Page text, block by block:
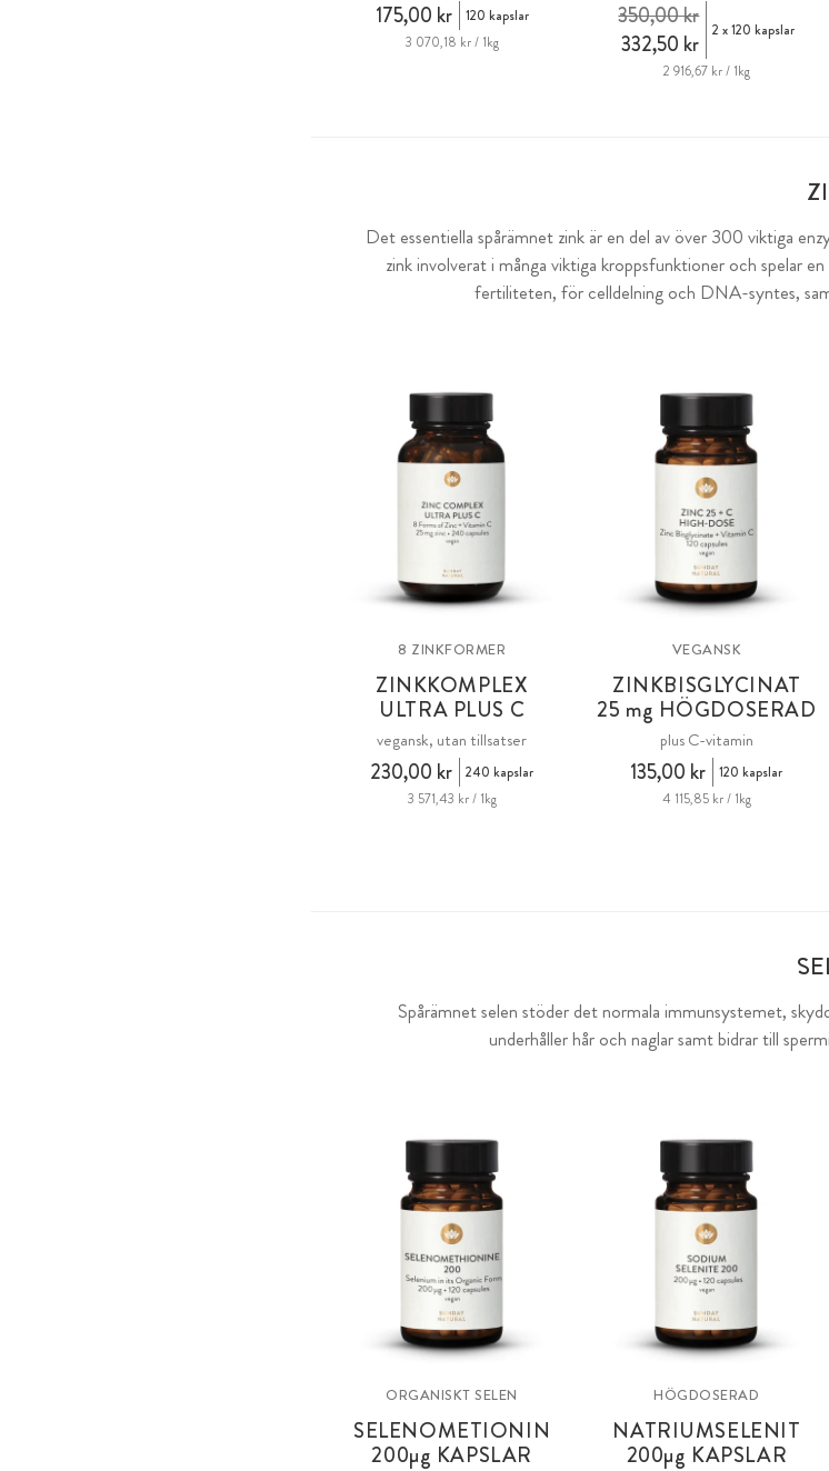
175,00 kr
120 kapslar
3 070,18 kr / 1kg
332,50 kr
350,00 kr 2 x 120 kapslar
2 916,67 kr / 1kg
Det essentiella spårämnet zink är en del av över 300 viktiga
zink involverat i många viktiga kroppsfunktioner och spelar
fertiliteten, för celldelning och DNA-syntes,
8 ZINKFORMER
ZINKKOMPLEX
ULTRA PLUS C
vegansk, utan tillsatser
230,00 kr
240 kapslar
3 571,43 kr / 1kg
VEGANSK
ZINKBISGLYCINAT
25 mg HÖGDOSERAD
plus C-vitamin
135,00 kr
120 kapslar
4 115,85 kr / 1kg
Spårämnet selen stöder det normala immunsystemet,
underhåller hår och naglar samt bidrar till
ORGANISKT SELEN
SELENOMETIONIN
200µg KAPSLAR
HÖGDOSERAD
NATRIUMSELENIT
200µg KAPSLAR